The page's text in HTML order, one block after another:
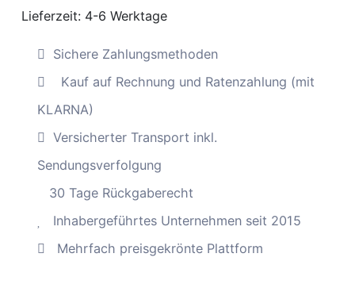
im
Charme,
Rattan
Kunststoff
(gelb/weiß)
Menge
Lieferzeit: 4-6 Werktage
Sichere Zahlungsmethoden
Kauf auf Rechnung und Ratenzahlung (mit
KLARNA)
Versicherter Transport inkl.
Sendungsverfolgung
30 Tage Rückgaberecht
Inhabergeführtes Unternehmen seit 2015
Mehrfach preisgekrönte Plattform